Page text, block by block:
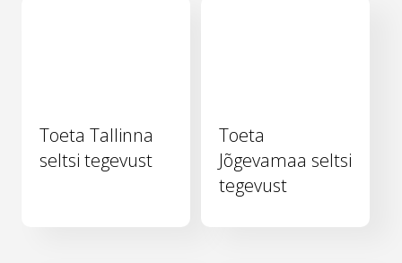
Toeta Tallinna
seltsi tegevust
Toeta
Jõgevamaa seltsi
tegevust